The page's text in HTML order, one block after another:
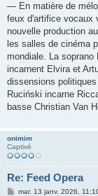
— En matière de
feux d'artifice vocaux
nouvelle production
les salles de cinéma
mondiale. La
incarnent Elvira et
dissensions
Ruciński incarne
basse Christian Van
onimim
Captivé
Re: Feed Opera
Mmar. 13 janv. 2026,